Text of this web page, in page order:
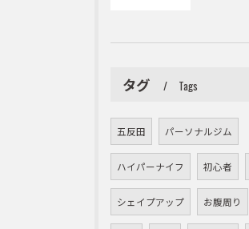
タグ Tags
五反田 パーソナルジム
ハイパーナイフ 初心者
シェイプアップ お腹周り